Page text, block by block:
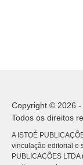
Copyright © 2026 -
Todos os direitos
A ISTOÉ
vinculação editorial e
PUBLICACÕES